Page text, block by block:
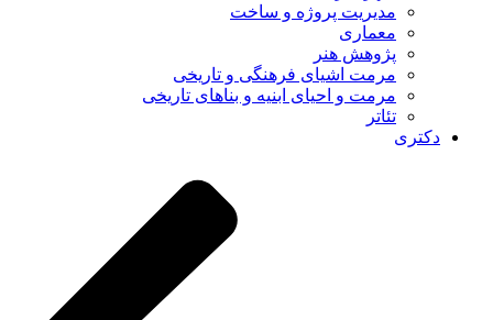
مدیریت پروژه و ساخت
معماری
پژوهش هنر
مرمت اشیای فرهنگی و تاریخی
مرمت و احیای ابنیه و بناهای تاریخی
تئاتر
دکتری